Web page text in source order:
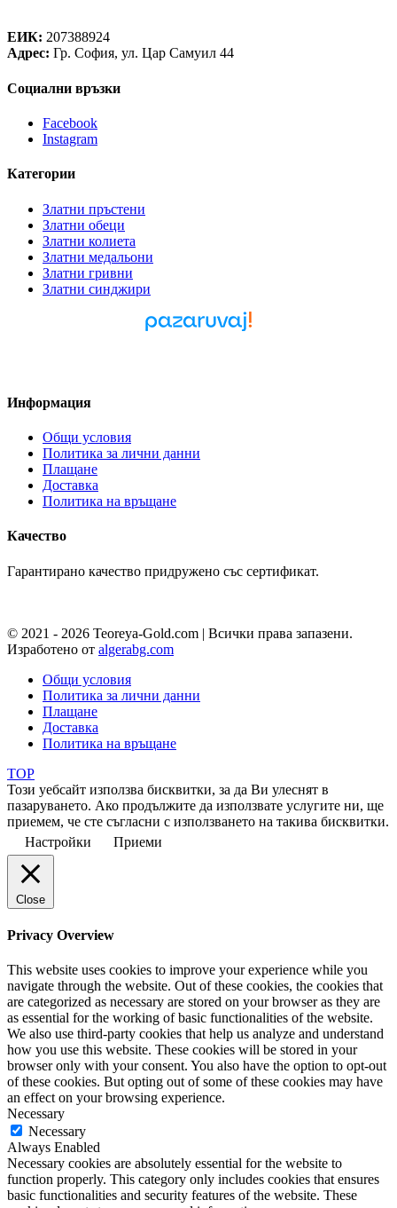
ЕИК: 207388924
Адрес: Гр. София, ул. Цар Самуил 44
Социални връзки
Facebook
Instagram
Категории
Златни пръстени
Златни обеци
Златни колиета
Златни медальони
Златни гривни
Златни синджири
Информация
Общи условия
Политика за лични данни
Плащане
Доставка
Политика на връщане
Качество
Гарантирано качество придружено със сертификат.
© 2021 - 2026 Teoreya-Gold.com | Всички права запазени.
Изработено от algerabg.com
Общи условия
Политика за лични данни
Плащане
Доставка
Политика на връщане
TOP
Този уебсайт използва бисквитки, за да Ви улеснят в
пазаруването. Ако продължите да използвате услугите ни, ще
приемем, че сте съгласни с използването на такива бисквитки.
Настройки
Приеми
Close
Privacy Overview
This website uses cookies to improve your experience while you
navigate through the website. Out of these cookies, the cookies that
are categorized as necessary are stored on your browser as they are
as essential for the working of basic functionalities of the website.
We also use third-party cookies that help us analyze and understand
how you use this website. These cookies will be stored in your
browser only with your consent. You also have the option to opt-out
of these cookies. But opting out of some of these cookies may have
an effect on your browsing experience.
Necessary
Necessary
Always Enabled
Necessary cookies are absolutely essential for the website to
function properly. This category only includes cookies that ensures
basic functionalities and security features of the website. These